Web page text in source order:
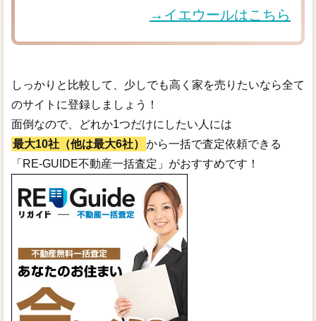
→イエウールはこちら
しっかりと比較して、少しでも高く家を売りたいなら全て
のサイトに登録しましょう！
面倒なので、どれか1つだけにしたい人には
最大10社（他は最大6社）
から一括で査定依頼できる
「RE-GUIDE不動産一括査定」がおすすめです！